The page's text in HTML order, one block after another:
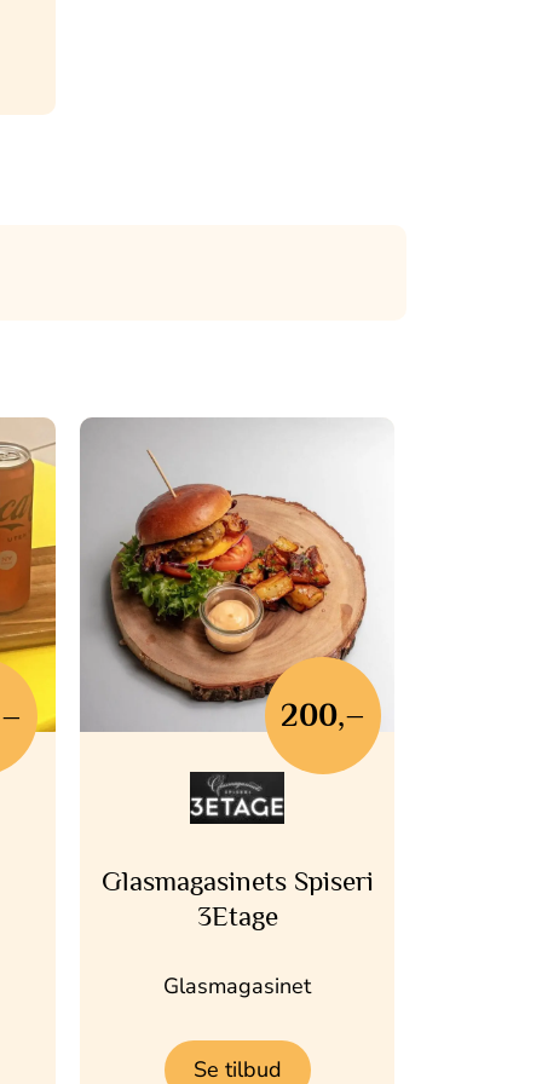
Glasmagasinets Spiseri
3Etage
200,–
Glasmagasinet
Se tilbud